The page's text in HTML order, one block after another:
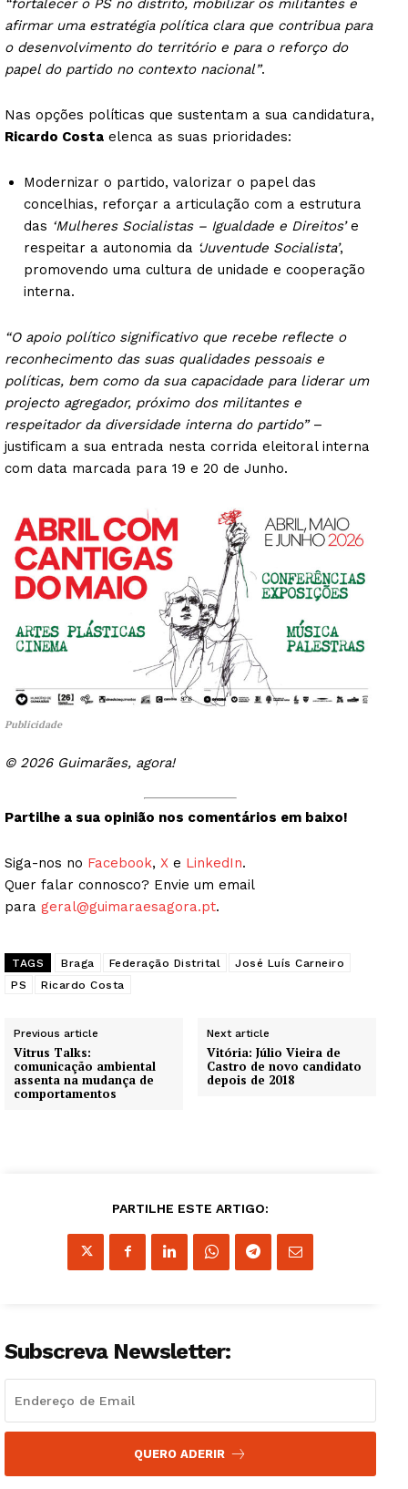
SUBSCREVA JÁ!
Institucional
afirmar uma estratégia política clara que contribua para
o desenvolvimento do território e para o reforço do
papel do partido no contexto nacional”.
Nas opções políticas que sustentam a sua candidatura,
Ricardo Costa elenca as suas prioridades:
Modernizar o partido, valorizar o papel das
concelhias, reforçar a articulação com a estrutura
das ‘Mulheres Socialistas – Igualdade e Direitos’e
respeitar a autonomia da ‘Juventude Socialista’,
promovendo uma cultura de unidade e cooperação
interna.
“O apoio político significativo que recebe reflecte o
reconhecimento das suas qualidades pessoais e
políticas, bem como da sua capacidade para liderar um
projecto agregador, próximo dos militantes e
respeitador da diversidade interna do partido”–
justificam a sua entrada nesta corrida eleitoral interna
com data marcada para 19 e 20 de Junho.
Publicidade
© 2026 Guimarães, agora!
Partilhe a sua opinião nos comentários em baixo!
Siga-nos no Facebook, X e LinkedIn.
Quer falar connosco? Envie um email
para geral@guimaraesagora.pt.
TAGS Braga Federação Distrital
José Luís Carneiro
PS
Ricardo Costa
Previous article
Vitrus Talks:
comunicação ambiental
assenta na mudança de
comportamentos
Next article
Vitória: Júlio Vieira de
Castro de novo candidato
depois de 2018
PARTILHE ESTE ARTIGO:
Subscreva Newsletter:
QUERO ADERIR